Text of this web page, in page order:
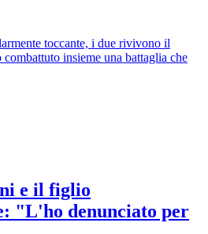
toccante, i due rivivono il
insieme una battaglia che
e il figlio
"L'ho denunciato per